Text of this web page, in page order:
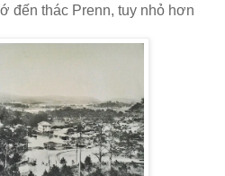
đến thác Prenn, tuy nhỏ hơn